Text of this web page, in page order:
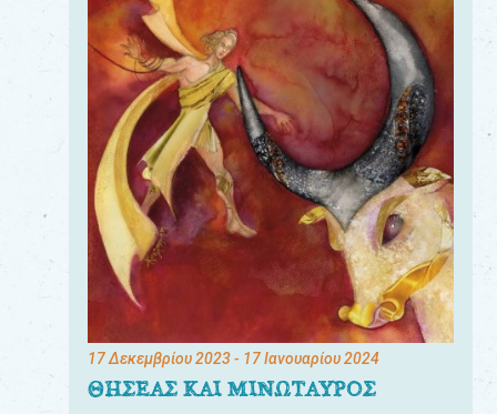
17 Δεκεμβρίου 2023- 17 Ιανουαρίου 2024
ΘΗΣΕΑΣ ΚΑΙ ΜΙΝΩΤΑΥΡΟΣ